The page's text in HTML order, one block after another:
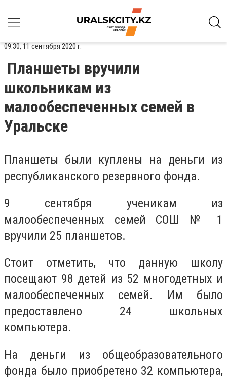
09:30, 11 сентября 2020 г.
Планшеты вручили
школьникам из
малообеспеченных семей в
Уральске
Планшеты были куплены на деньги из
республиканского резервного фонда.
9 сентября ученикам из
малообеспеченных семей СОШ № 1
вручили 25 планшетов.
Стоит отметить, что данную школу
посещают 98 детей из 52 многодетных и
малообеспеченных семей. Им было
предоставлено 24 школьных
компьютера.
На деньги из общеобразовательного
фонда было приобретено 32 компьютера,